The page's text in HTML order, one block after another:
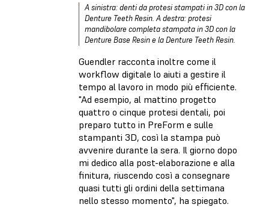
A sinistra: denti da protesi stampati in 3D con la
Denture Teeth Resin. A destra: protesi
mandibolare completa stampata in 3D con la
Denture Base Resin e la Denture Teeth Resin.
Guendler racconta inoltre come il
workflow digitale lo aiuti a gestire il
tempo al lavoro in modo più efficiente.
"Ad esempio, al mattino progetto
quattro o cinque protesi dentali, poi
preparo tutto in PreForm e sulle
stampanti 3D, così la stampa può
avvenire durante la sera. Il giorno dopo
mi dedico alla post-elaborazione e alla
finitura, riuscendo così a consegnare
quasi tutti gli ordini della settimana
nello stesso momento", ha spiegato.